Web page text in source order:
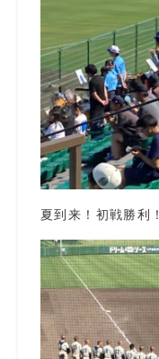
夏到来！初戦勝利！